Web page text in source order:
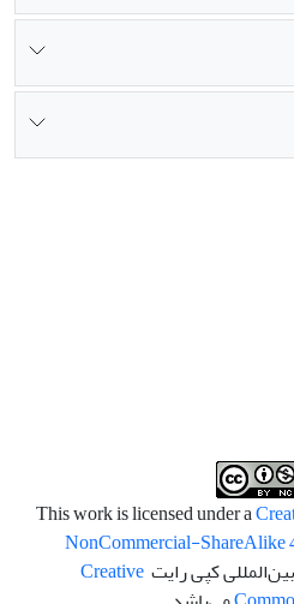
NonCommercial-ShareAlike
کپی رایتCreative